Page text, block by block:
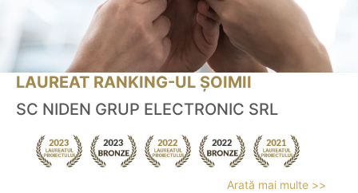
LAUREAT RANKING-UL ȘOIMII
SC NIDEN GRUP ELECTRONIC SRL
Arată mai multe >>